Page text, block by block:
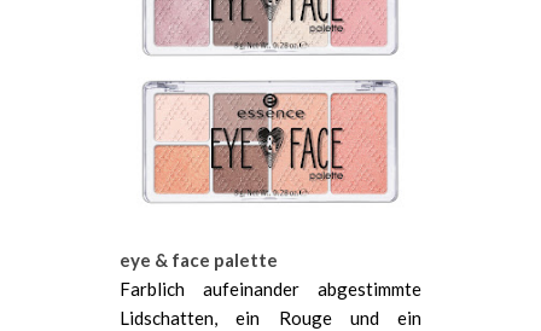
eye & face palette
Farblich aufeinander abgestimmte
Lidschatten, ein Rouge und ein